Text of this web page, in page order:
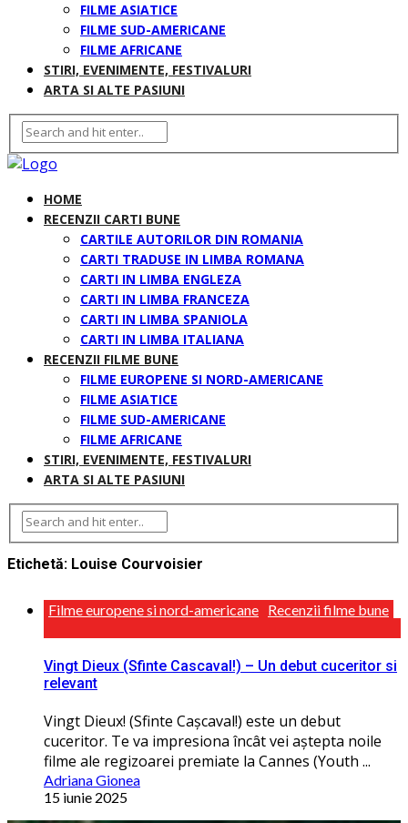
FILME ASIATICE
FILME SUD-AMERICANE
FILME AFRICANE
STIRI, EVENIMENTE, FESTIVALURI
ARTA SI ALTE PASIUNI
HOME
RECENZII CARTI BUNE
CARTILE AUTORILOR DIN ROMANIA
CARTI TRADUSE IN LIMBA ROMANA
CARTI IN LIMBA ENGLEZA
CARTI IN LIMBA FRANCEZA
CARTI IN LIMBA SPANIOLA
CARTI IN LIMBA ITALIANA
RECENZII FILME BUNE
FILME EUROPENE SI NORD-AMERICANE
FILME ASIATICE
FILME SUD-AMERICANE
FILME AFRICANE
STIRI, EVENIMENTE, FESTIVALURI
ARTA SI ALTE PASIUNI
Etichetă: Louise Courvoisier
Filme europene si nord-americane Recenzii filme bune
Vingt Dieux (Sfinte Cascaval!) – Un debut cuceritor si
relevant
Vingt Dieux! (Sfinte Cașcaval!) este un debut
cuceritor. Te va impresiona încât vei aștepta noile
filme ale regizoarei premiate la Cannes (Youth ...
Adriana Gionea
15 iunie 2025